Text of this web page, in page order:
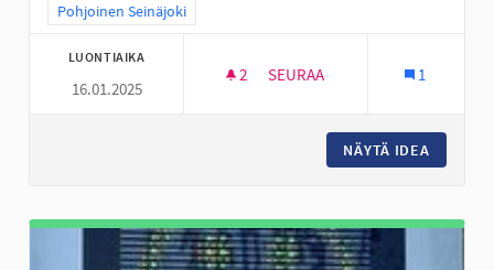
Rajaa tulokset teeman mukaan: Pohjoinen Seinäjoki
Pohjoinen Seinäjoki
LUONTIAIKA
16.01.2025
2 2 SEURAAJAA
SEURAA 1
NÄYTÄ IDEA